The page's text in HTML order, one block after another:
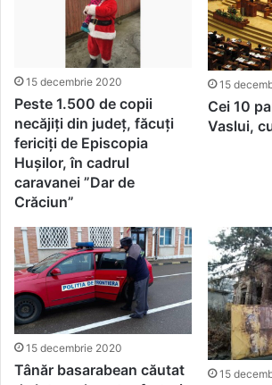
15 decembrie 2020
Peste 1.500 de copii
necăjiți din județ, făcuți
fericiți de Episcopia
Hușilor, în cadrul
caravanei ”Dar de
Crăciun”
15
Cei 10
Vaslui,
15 decembrie 2020
Tânăr basarabean căutat
15